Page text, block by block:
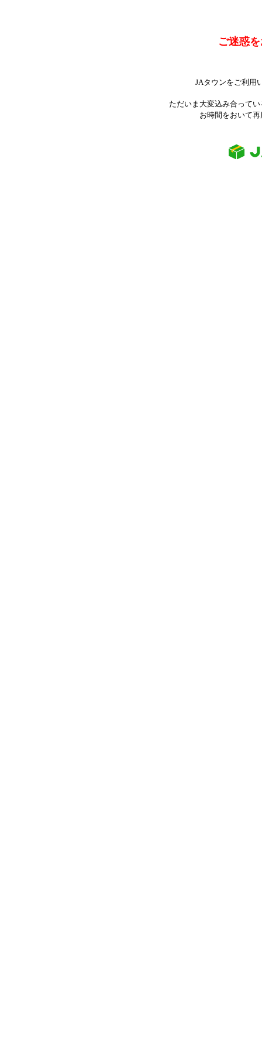
ご迷惑
JAタウンをご利用
ただいま大変込み合って
お時間をおいて